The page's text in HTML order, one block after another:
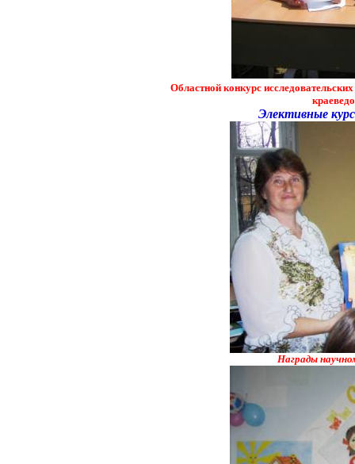
Областной конкурс
Элективные
Награды